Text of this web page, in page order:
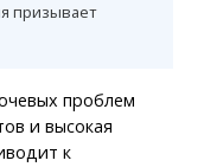
призывает
проблем
и высокая
к